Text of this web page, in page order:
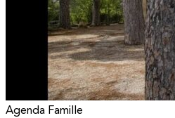
Agenda Famille